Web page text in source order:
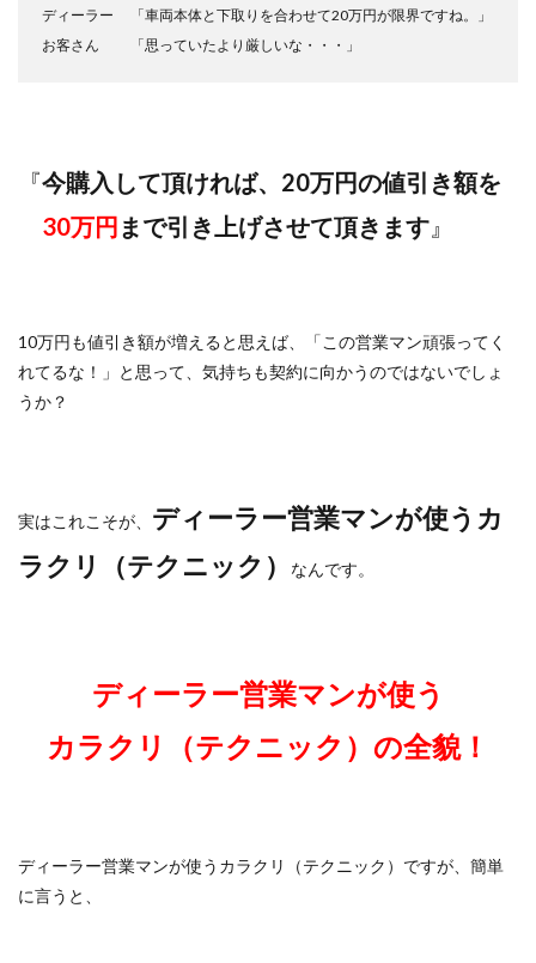
ディーラー 「車両本体と下取りを合わせて20万円が限界ですね。」
お客さん 「思っていたより厳しいな・・・」
『今購入して頂ければ、20万円の値引き額を
30万円 まで引き上げさせて頂きます 』
10万円も値引き額が増えると思えば、「この営業マン頑張ってく
れてるな！」と思って、気持ちも契約に向かうのではないでしょ
うか？
実はこれこそが、 ディーラー営業マンが使うカ
ラクリ（テクニック）
なんです。
ディーラー営業マンが使う
カラクリ（テクニック）の全貌！
ディーラー営業マンが使うカラクリ（テクニック）ですが、簡単
に言うと、